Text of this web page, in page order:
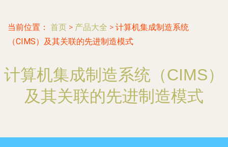
当前位置： 首页 > 产品大全 > 计算机集成制造系统
（CIMS）及其关联的先进制造模式
计算机集成制造系统（CIMS）
及其关联的先进制造模式